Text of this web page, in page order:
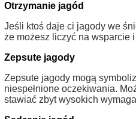
Otrzymanie jagód
Jeśli ktoś daje ci jagody we
że możesz liczyć na wsparcie
Zepsute jagody
Zepsute jagody mogą
niespełnione oczekiwania.
stawiać zbyt wysokich